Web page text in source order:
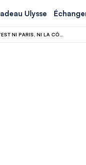
Ulysse